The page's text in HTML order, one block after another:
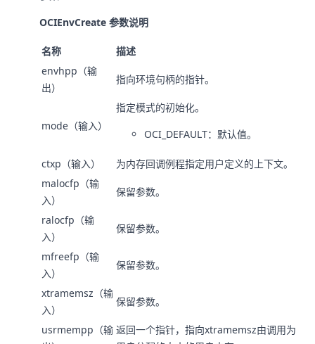
OCIEnvCreate 参数说明
名称
描述
envhpp（输
出）
指向环境句柄的指针。
mode（输入）
指定模式的初始化。
OCI_DEFAULT：默认值。
ctxp（输入）
为内存回调例程指定用户定义的上下文。
malocfp（输
入）
保留参数。
ralocfp（输
入）
保留参数。
mfreefp（输
入）
保留参数。
xtramemsz（输
入）
保留参数。
usrmempp（输 返回一个指针，指向xtramemsz由调用为